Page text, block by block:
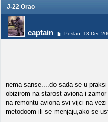
J-22 Orao
captain Poslao: 13 Dec
nema sanse....do sada se u
obizirom na starost aviona i zamor
na remontu aviona svi vijci na
metodoom ili se menjaju,ako se